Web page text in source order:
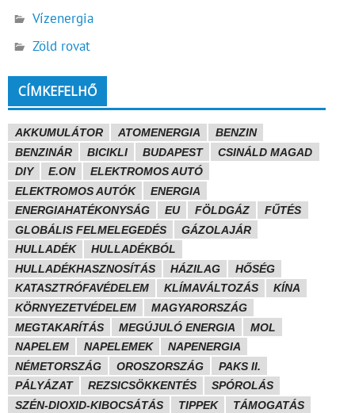
Vízenergia
Zöld rovat
CÍMKEFELHŐ
AKKUMULÁTOR ATOMENERGIA
BENZIN
BENZINÁR
BICIKLI BUDAPEST
CSINÁLD MAGAD
DIY
E.ON
ELEKTROMOS AUTÓ
ELEKTROMOS AUTÓK
ENERGIA
ENERGIAHATÉKONYSÁG
EU FÖLDGÁZ
FŰTÉS
GLOBÁLIS FELMELEGEDÉS
GÁZOLAJÁR
HULLADÉK
HULLADÉKBÓL
HULLADÉKHASZNOSÍTÁS
HÁZILAG
HŐSÉG
KATASZTRÓFAVÉDELEM
KLÍMAVÁLTOZÁS
KÍNA
KÖRNYEZETVÉDELEM
MAGYARORSZÁG
MEGTAKARÍTÁS
MEGÚJULÓ ENERGIA
MOL
NAPELEM
NAPELEMEK
NAPENERGIA
NÉMETORSZÁG
OROSZORSZÁG
PAKS II.
PÁLYÁZAT
REZSICSÖKKENTÉS
SPÓROLÁS
SZÉN-DIOXID-KIBOCSÁTÁS
TIPPEK
TÁMOGATÁS